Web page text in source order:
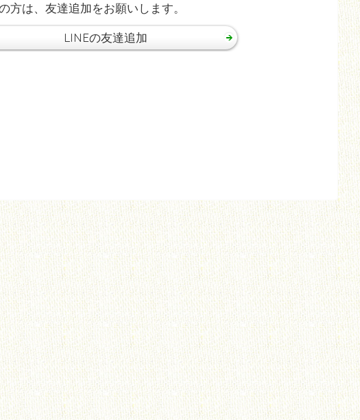
方は、友達追加をお願いします。
LINEの友達追加